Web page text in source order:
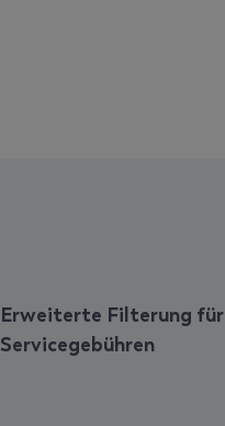
Erweiterte Filterung für
Servicegebühren